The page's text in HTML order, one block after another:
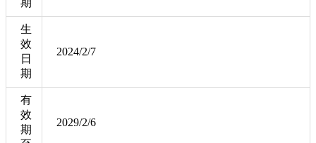
生
效
日
期
2024/2/7
有
效
期
2029/2/6